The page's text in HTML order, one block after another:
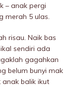
– anak pergi
merah 5 ulas.
risau. Naik bas
sendiri ada
gagahkan
belum bunyi mak
balik ikut